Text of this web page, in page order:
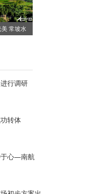
常坡水
行调研
转体
于心—南航